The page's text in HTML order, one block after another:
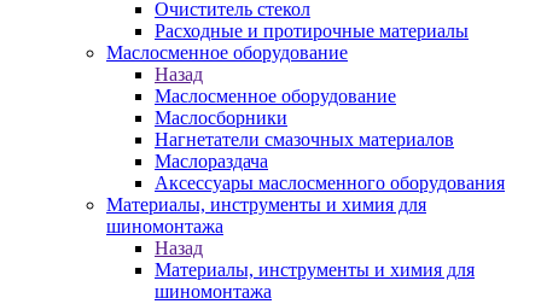
Очиститель стекол
Расходные и протирочные материалы
Маслосменное оборудование
Назад
Маслосменное оборудование
Маслосборники
Нагнетатели смазочных материалов
Маслораздача
Аксессуары маслосменного оборудования
Материалы, инструменты и химия для
шиномонтажа
Назад
Материалы, инструменты и химия для
шиномонтажа